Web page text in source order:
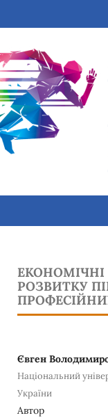
РОЗВИТКУ
Євген
Національний
України
Автор